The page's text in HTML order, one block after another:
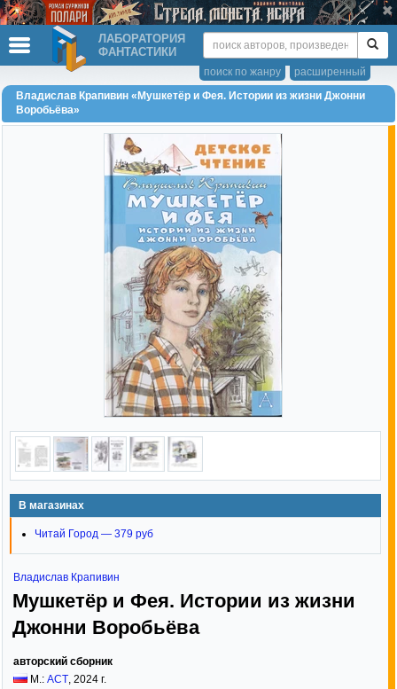
ЛАБОРАТОРИЯ
ФАНТАСТИКИ
расширенный
поиск по жанру
Владислав Крапивин «Мушкетёр и Фея. Истории из жизни Джонни
Воробьёва»
В магазинах
Читай Город — 379 руб
Владислав Крапивин
Мушкетёр и Фея. Истории из жизни
Джонни Воробьёва
авторский сборник
М.: АСТ 2024 г.